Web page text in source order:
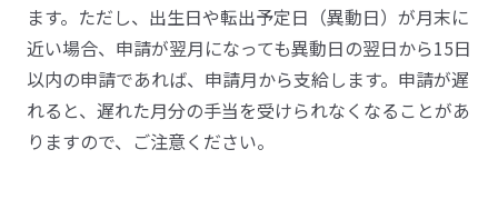
ます。ただし、出生日や転出予定日（異動日）が月末に
近い場合、申請が翌月になっても異動日の翌日から15日
以内の申請であれば、申請月から支給します。申請が遅
れると、遅れた月分の手当を受けられなくなることがあ
りますので、ご注意ください。